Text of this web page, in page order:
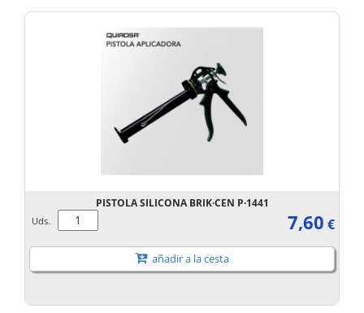
PISTOLA SILICONA BRIK·CEN P·1441
Uds. 7,60 €
añadir a la cesta